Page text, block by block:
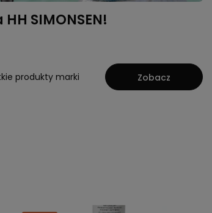
SIMONSEN!
produkty marki Zobacz